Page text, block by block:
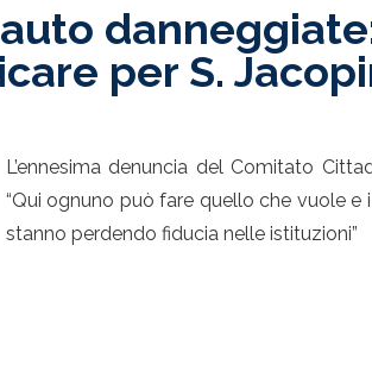
danneggiate:
per S.
L’ennesima denuncia del Comitato
“Qui ognuno può fare quello che vuole e
stanno perdendo fiducia nelle istituzioni”